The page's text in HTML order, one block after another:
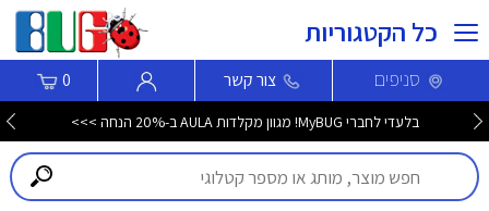
כל הקטגוריות
סניפים צור קשר 0
בלעדי לחברי MyBUG! מגוון מקלדות AULA ב-20% הנחה >>>